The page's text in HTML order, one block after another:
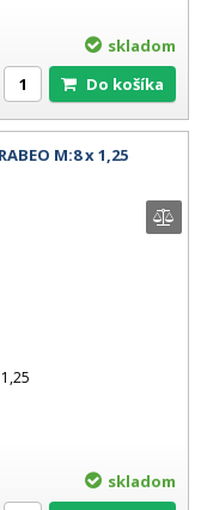
skladom
Do košíka
M:8 x 1,25
skladom